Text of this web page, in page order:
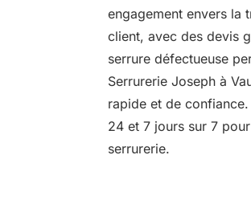
engagement envers la
client, avec des devis
serrure défectueuse
Serrurerie Joseph à
rapide et de
24 et 7 jours sur 7
serrurerie.